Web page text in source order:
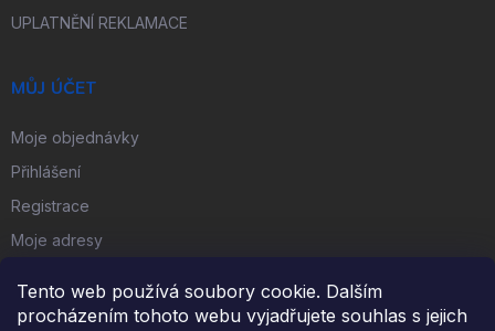
Tento web používá soubory cookie. Dalším
procházením tohoto webu vyjadřujete souhlas s jejich
UPLATNĚNÍ REKLAMACE
MŮJ ÚČET
Moje objednávky
Přihlášení
Registrace
Moje adresy
FACEBOOK